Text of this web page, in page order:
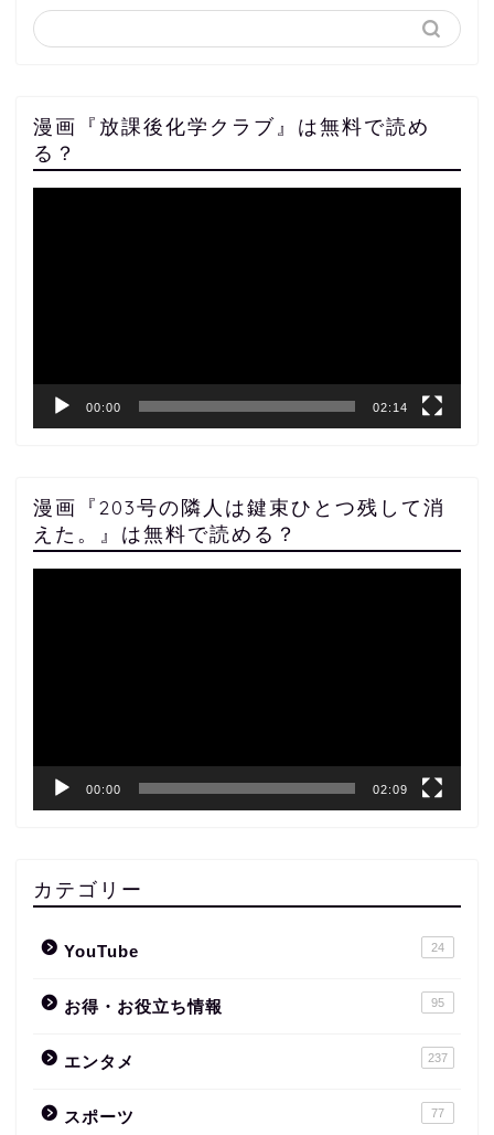
漫画『放課後化学クラブ』は無料で読め
る？
00:00 02:14
漫画『203号の隣人は鍵束ひとつ残して消
えた。』は無料で読める？
00:00 02:09
カテゴリー
YouTube 24
お得・お役立ち情報 95
エンタメ 237
スポーツ 77